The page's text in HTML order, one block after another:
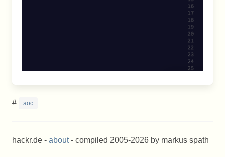
# aoc
hackr.de - about- compiled 2005-2026 by markus spath